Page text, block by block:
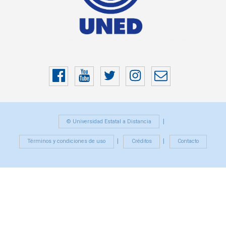
Facebook
YouTubeTwitterInstragram
Correo
electrónico
© Universidad Estatal a Distancia
Términos y condiciones de uso Créditos Contacto